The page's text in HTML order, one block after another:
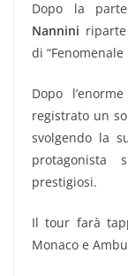
Dopo la
Nannini
di “Fenomenale
Dopo
registrato un
svolgendo la
prestigiosi.
Il tour farà
Monaco e